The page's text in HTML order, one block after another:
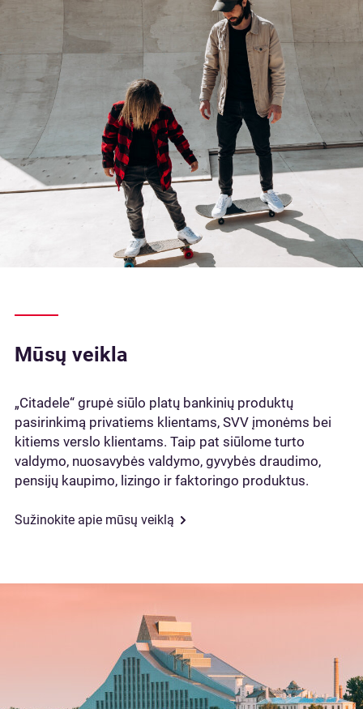
Mūsų veikla
„Citadele“ grupė siūlo platų bankinių produktų
pasirinkimą privatiems klientams, SVV įmonėms bei
kitiems verslo klientams. Taip pat siūlome turto
valdymo, nuosavybės valdymo, gyvybės draudimo,
pensijų kaupimo, lizingo ir faktoringo produktus.
Sužinokite apie mūsų veiklą